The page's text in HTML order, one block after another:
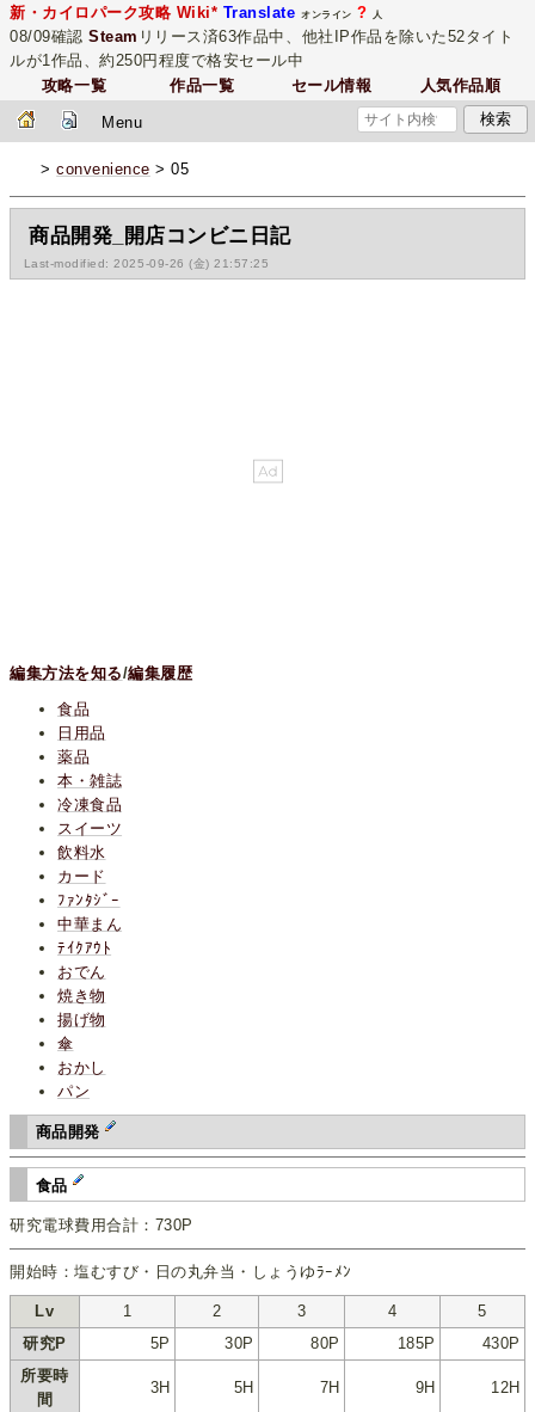
新・カイロパーク攻略 Wiki* Translate オンライン ? 人
08/09確認Steam リリース済63作品中、他社IP作品を除いた52タイト
ルが1作品、約250円程度で格安セール中
攻略一覧
作品一覧 セール情報 人気作品順
Menu
>convenience > 05
商品開発_開店コンビニ日記
Last-modified: 2025-09-26 (金) 21:57:25
編集方法を知る/編集履歴
食品
日用品
薬品
本・雑誌
冷凍食品
スイーツ
飲料水
カード
ﾌｧﾝﾀｼﾞｰ
中華まん
ﾃｲｸｱｳﾄ
おでん
焼き物
揚げ物
傘
おかし
パン
商品開発
食品
研究電球費用合計：730P
開始時：塩むすび・日の丸弁当・しょうゆﾗｰﾒﾝ
Lv 1 2 3 4
5
研究P
5P 30P 80P 185P
430P
所要時
間
3H 5H 7H 9H 12H